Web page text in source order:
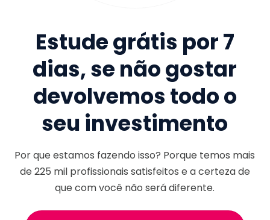
Estude grátis por 7
dias, se não gostar
devolvemos todo o
seu investimento
Por que estamos fazendo isso? Porque temos mais
de225 milprofissionais satisfeitos e a certeza de
que com você não será diferente.